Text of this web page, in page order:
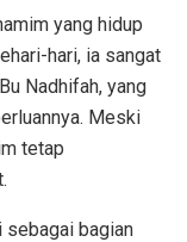
yang hidup
hari, ia sangat
Nadhifah, yang
Meski
tetap
sebagai bagian